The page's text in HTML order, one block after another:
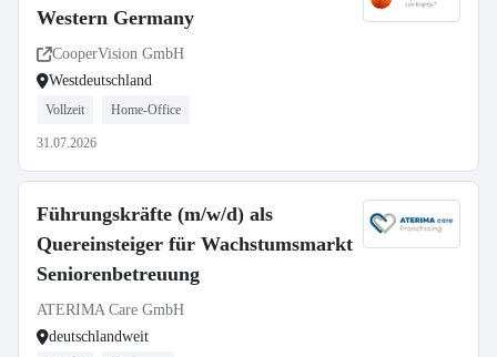
Western Germany
CooperVision GmbH
Westdeutschland
Vollzeit Home-Office
31.07.2026
Führungskräfte (m/w/d) als
Quereinsteiger für Wachstumsmarkt
Seniorenbetreuung
ATERIMA Care GmbH
deutschlandweit